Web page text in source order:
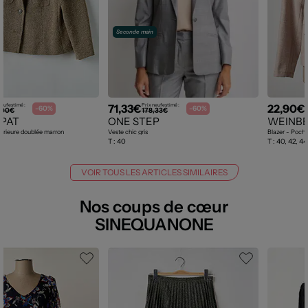
estimé : -60%
doublée marron
Seconde main
71,33€Prix neuf estimé :
178,33€ -60%
ONE STEP
Veste chic gris
T : 40
22,90€
Blazer -
T : 40, 42,
VOIR TOUS LES ARTICLES SIMILAIRES
Nos coups de cœur
SINEQUANONE